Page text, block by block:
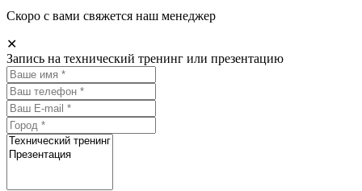
Скоро с вами свяжется наш менеджер
✕
Запись на технический тренинг или презентацию